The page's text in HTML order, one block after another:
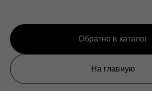
Обратно в каталог
На главную